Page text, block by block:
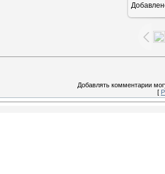
Добавлять комментарии
[